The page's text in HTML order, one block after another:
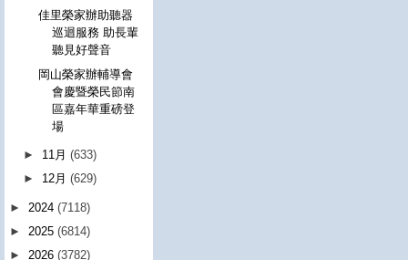
佳里榮家辦助聽器
巡迴服務 助長輩
聽見好聲音
岡山榮家辦輔導會
會慶暨榮民節南
區嘉年華重磅登
場
► 11月(633)
► 12月(629)
► 2024 (7118)
► 2025 (6814)
► 2026 (3782)